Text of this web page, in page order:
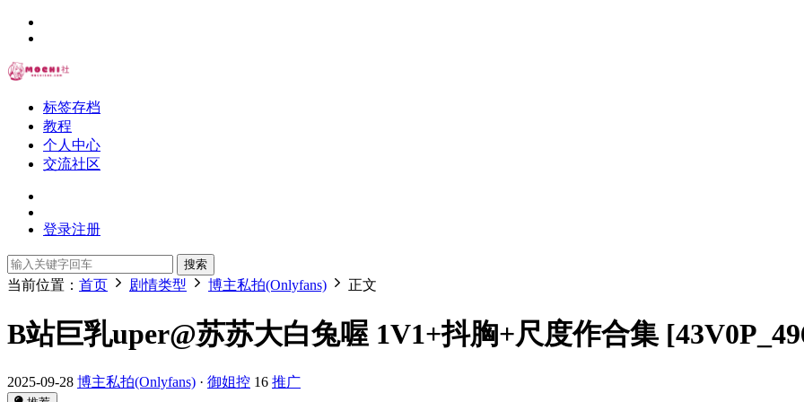
标签存档
教程
个人中心
交流社区
登录注册
搜索
当前位置： 首页 剧情类型 博主私拍(Onlyfans) 正文
B站巨乳uper@苏苏大白兔喔 1V1+抖胸+尺度作合集
2025-09-28 博主私拍(Onlyfans) · 御姐控 16 推广